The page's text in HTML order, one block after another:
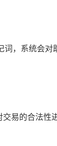
，系统会
易的合法